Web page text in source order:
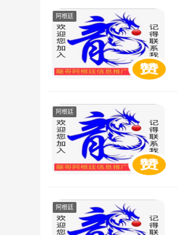
阿根廷
阿根廷
阿根廷